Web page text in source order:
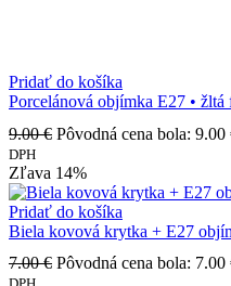
Pridať do košíka
Porcelánová objímka E27 • žltá
9.00€ Pôvodná cena bola: 9.00
DPH
Zľava 14%
Pridať do košíka
Biela kovová krytka + E27
7.00€ Pôvodná cena bola: 7.00